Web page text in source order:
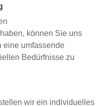
haben, können Sie uns
eine umfassende
Bedürfnisse zu
wir ein individuelles